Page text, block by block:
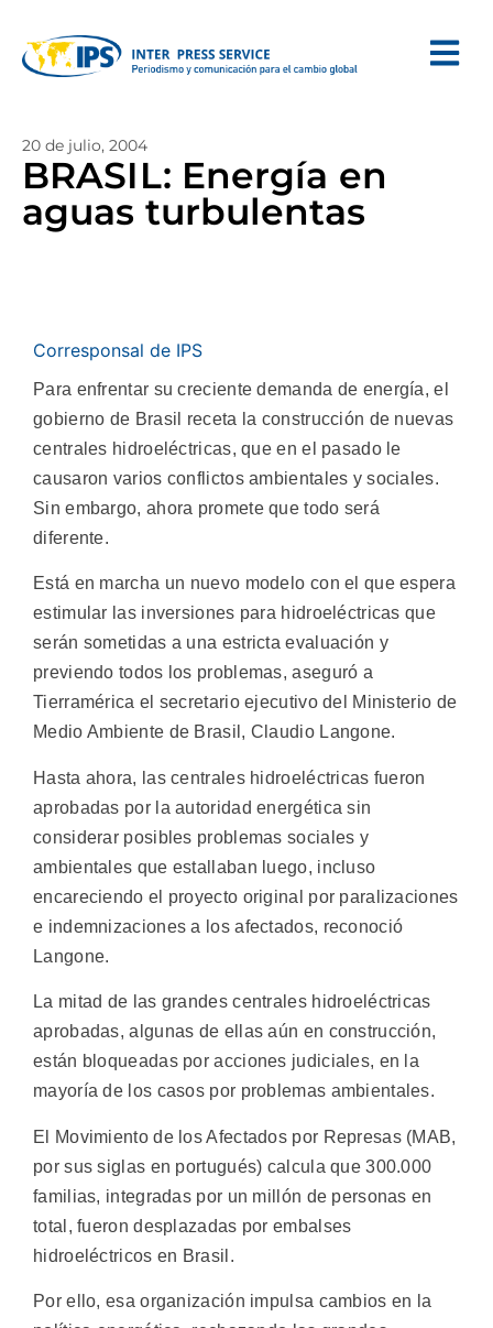
20 de julio, 2004
BRASIL: Energía en
aguas turbulentas
Corresponsal de IPS
Para enfrentar su creciente demanda de energía, el
gobierno de Brasil receta la construcción de nuevas
centrales hidroeléctricas, que en el pasado le
causaron varios conflictos ambientales y sociales.
Sin embargo, ahora promete que todo será
diferente.
Está en marcha un nuevo modelo con el que espera
estimular las inversiones para hidroeléctricas que
serán sometidas a una estricta evaluación y
previendo todos los problemas, aseguró a
Tierramérica el secretario ejecutivo del Ministerio de
Medio Ambiente de Brasil, Claudio Langone.
Hasta ahora, las centrales hidroeléctricas fueron
aprobadas por la autoridad energética sin
considerar posibles problemas sociales y
ambientales que estallaban luego, incluso
encareciendo el proyecto original por paralizaciones
e indemnizaciones a los afectados, reconoció
Langone.
La mitad de las grandes centrales hidroeléctricas
aprobadas, algunas de ellas aún en construcción,
están bloqueadas por acciones judiciales, en la
mayoría de los casos por problemas ambientales.
El Movimiento de los Afectados por Represas (MAB,
por sus siglas en portugués) calcula que 300.000
familias, integradas por un millón de personas en
total, fueron desplazadas por embalses
hidroeléctricos en Brasil.
Por ello, esa organización impulsa cambios en la